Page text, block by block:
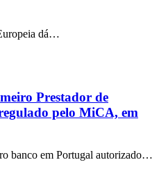
dá…
Prestador de
pelo MiCA, em
banco em Portugal autorizado…